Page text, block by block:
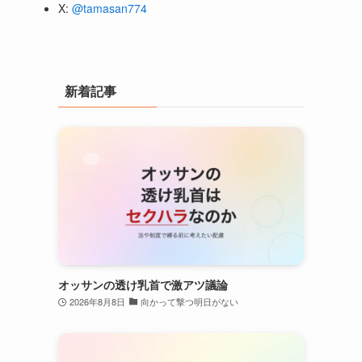
X: @tamasan774
新着記事
オッサンの透け乳首で激アツ議論
2026年8月8日 向かって撃つ明日がない